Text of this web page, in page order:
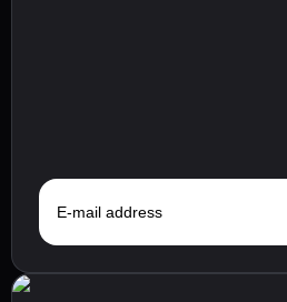
E-mail address